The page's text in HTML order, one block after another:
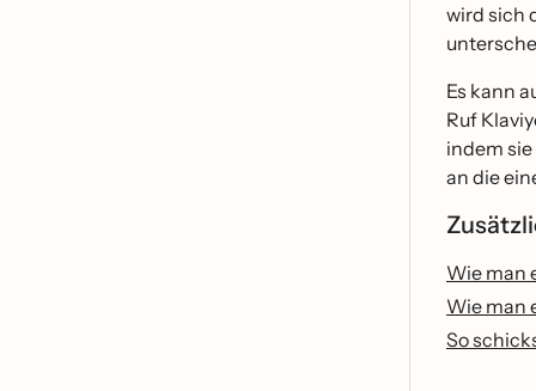
wird sich
Es kann
Ruf
indem
an die
Wie man
Wie man
So